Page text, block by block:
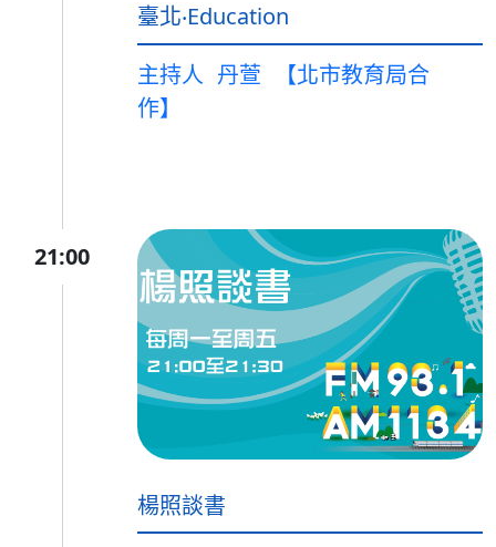
臺北‧Education
主持人 丹萱
【北市教育局合
作】
21:00
楊照談書